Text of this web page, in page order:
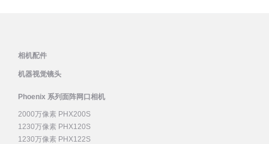
相机配件
机器视觉镜头
Phoenix 系列面阵网口相机
2000万像素 PHX200S
1230万像素 PHX120S
1230万像素 PHX122S